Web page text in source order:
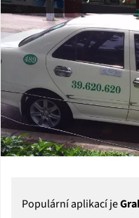
Populární aplikací je